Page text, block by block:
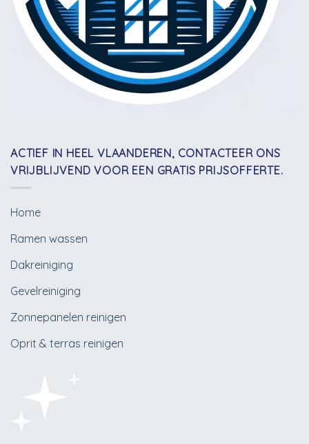
ACTIEF IN HEEL VLAANDEREN, CONTACTEER ONS
VRIJBLIJVEND VOOR EEN GRATIS PRIJSOFFERTE.
Home
Ramen wassen
Dakreiniging
Gevelreiniging
Zonnepanelen reinigen
Oprit & terras reinigen